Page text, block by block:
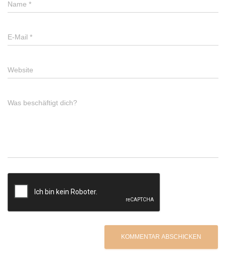
Name *
E-Mail *
Website
Was beschäftigt dich?